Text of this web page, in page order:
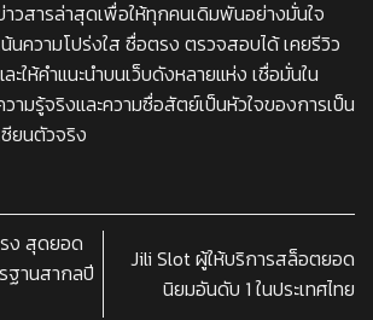
าวสารล่าสุดเพื่อให้ทุกคนเดิมพันอย่างมั่นใจ
น้นความโปร่งใส ซื่อตรง ตรวจสอบได้ เคยรีวิว
ะให้คำแนะนำบนเว็บดังหลายแห่ง เชื่อมั่นใน
วามรู้จริงและความซื่อสัตย์เป็นหัวใจของการเป็น
ซียนตัวจริง
ง สุดยอด
ฐานสากลปี
Jili Slot ผู้ให้บริการสล็อตยอด
นิยมอันดับ 1 ในประเทศไทย